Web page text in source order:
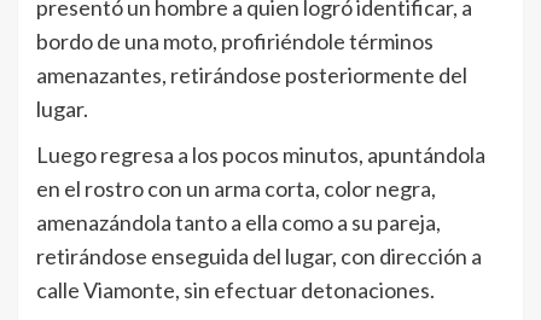
presentó un hombre a quien logró identificar, a
bordo de una moto, profiriéndole términos
amenazantes, retirándose posteriormente del
lugar.
Luego regresa a los pocos minutos, apuntándola
en el rostro con un arma corta, color negra,
amenazándola tanto a ella como a su pareja,
retirándose enseguida del lugar, con dirección a
calle Viamonte, sin efectuar detonaciones.